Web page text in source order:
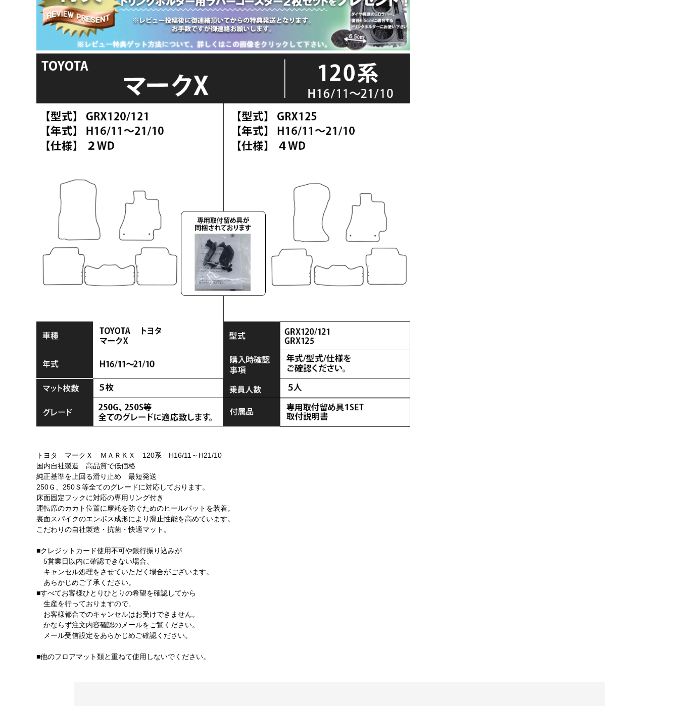
トヨタ マークＸ ＭＡＲＫＸ 120系 H16/11～H21/10
国内自社製造 高品質で低価格
純正基準を上回る滑り止め 最短発送
250Ｇ、250Ｓ等全てのグレードに対応しております。
床面固定フックに対応の専用リング付き
運転席のカカト位置に摩耗を防ぐためのヒールパットを装着。
裏面スパイクのエンボス成形により滑止性能を高めています。
こだわりの自社製造・抗菌・快適マット。
■クレジットカード使用不可や銀行振り込みが
5営業日以内に確認できない場合、
キャンセル処理をさせていただく場合がございます。
あらかじめご了承ください。
■すべてお客様ひとりひとりの希望を確認してから
生産を行っておりますので、
お客様都合でのキャンセルはお受けできません。
かならず注文内容確認のメールをご覧ください。
メール受信設定をあらかじめご確認ください。
■他のフロアマット類と重ねて使用しないでください。